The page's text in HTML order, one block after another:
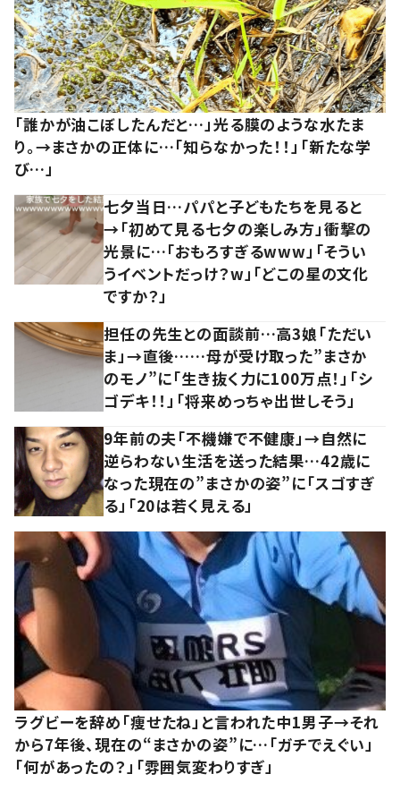
「誰かが油こぼしたんだと…」光る膜のような水たま
り。→まさかの正体に…「知らなかった！！」「新たな学
び…」
七夕当日…パパと子どもたちを見ると
→「初めて見る七夕の楽しみ方」衝撃の
光景に…「おもろすぎるwww」「そうい
うイベントだっけ？w」「どこの星の文化
ですか？」
担任の先生との面談前…高3娘「ただい
ま」→直後……母が受け取った”まさか
のモノ”に「生き抜く力に100万点！」「シ
ゴデキ！！」「将来めっちゃ出世しそう」
9年前の夫「不機嫌で不健康」→自然に
逆らわない生活を送った結果…42歳に
なった現在の”まさかの姿”に「スゴすぎ
る」「20は若く見える」
ラグビーを辞め「痩せたね」と言われた中1男子→それ
から7年後、現在の“まさかの姿”に…「ガチでえぐい」
「何があったの？」「雰囲気変わりすぎ」